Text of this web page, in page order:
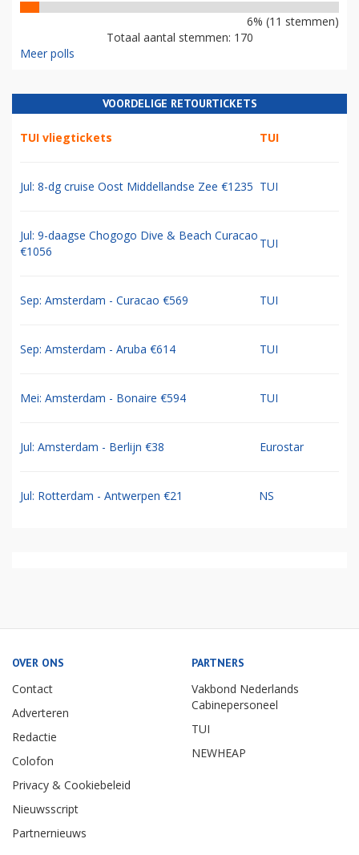
6% (11 stemmen)
Totaal aantal stemmen: 170
Meer polls
VOORDELIGE RETOURTICKETS
TUI vliegtickets TUI
Jul: 8-dg cruise Oost Middellandse Zee €1235 TUI
Jul: 9-daagse Chogogo Dive & Beach Curacao
€1056
TUI
Sep: Amsterdam - Curacao €569 TUI
Sep: Amsterdam - Aruba €614 TUI
Mei: Amsterdam - Bonaire €594 TUI
Jul: Amsterdam - Berlijn €38 Eurostar
Jul: Rotterdam - Antwerpen €21 NS
OVER ONS
Contact
Adverteren
Redactie
Colofon
Privacy & Cookiebeleid
Nieuwsscript
Partnernieuws
PARTNERS
Vakbond Nederlands
Cabinepersoneel
TUI
NEWHEAP